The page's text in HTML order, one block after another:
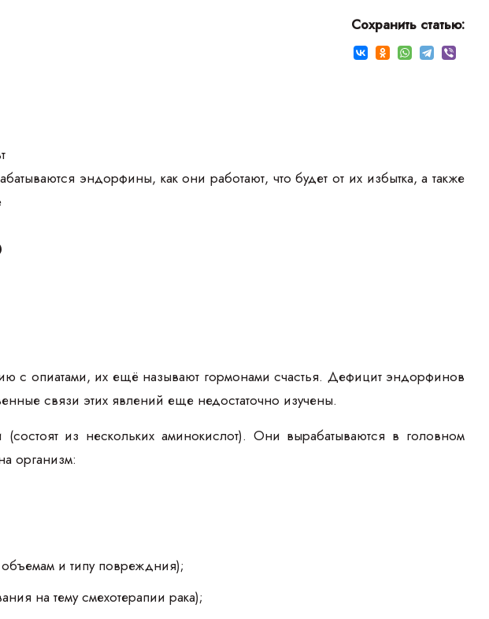
Сохранить статью:
эндорфины, как они работают, что будет от их избытка, а также
с опиатами, их ещё называют гормонами счастья. Дефицит эндорфинов
связи этих явлений еще недостаточно изучены.
из нескольких аминокислот). Они вырабатываются в головном
организм:
и типу повреждния);
на тему смехотерапии рака);